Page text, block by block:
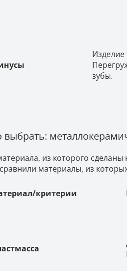
Изделие
зубы.
выбрать:
из которого сделаны
материалы, из
критерии